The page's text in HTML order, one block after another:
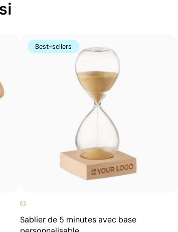
additionnels
Best-sellers
Sablier de 5 minutes avec base